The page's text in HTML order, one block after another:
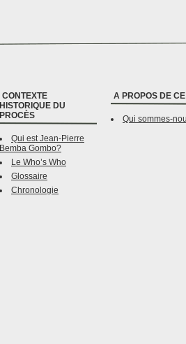
CONTEXTE
HISTORIQUE DU
PROCÈS
Qui est Jean-Pierre
Bemba Gombo?
Le Who’s Who
Glossaire
Chronologie
A PROPOS DE
Qui sommes-